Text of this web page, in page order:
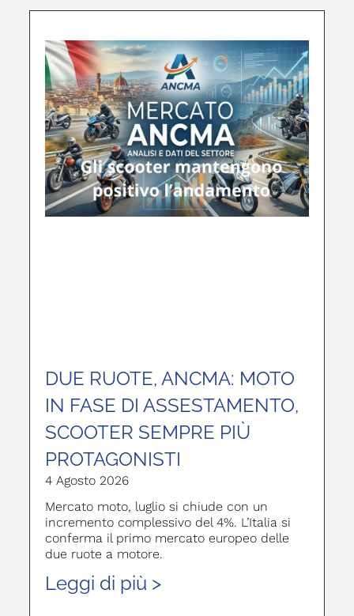
DUE RUOTE, ANCMA: MOTO
IN FASE DI ASSESTAMENTO,
SCOOTER SEMPRE PIÙ
PROTAGONISTI
4 Agosto 2026
Mercato moto, luglio si chiude con un
incremento complessivo del 4%. L’Italia si
conferma il primo mercato europeo delle
due ruote a motore.
Leggi di più >